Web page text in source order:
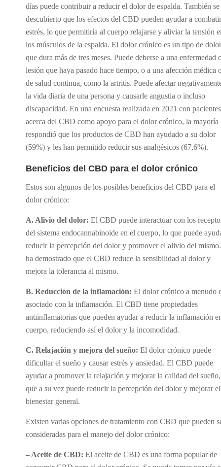
días puede contribuir a reducir el dolor de espalda. También se
descubierto que los efectos del CBD pueden ayudar a
estrés, lo que permitiría al cuerpo relajarse y aliviar la tensión
los músculos de la espalda. El dolor crónico es un tipo de dolor
que dura más de tres meses. Puede deberse a una enfermedad
lesión que haya pasado hace tiempo, o a una afección médica
de salud continua, como la artritis. Puede afectar
la vida diaria de una persona y causarle angustia o incluso
discapacidad. En una encuesta realizada en 2021 con pacientes
acerca del CBD como apoyo para el dolor crónico, la mayoría
respondió que los productos de CBD han ayudado a su dolor
(59%) y les han permitido reducir sus analgésicos (67,6%).
Beneficios del CBD para el dolor crónico
Estos son algunos de los posibles beneficios del CBD para el
dolor crónico:
A. Alivio del dolor: El CBD puede interactuar con los
del sistema endocannabinoide en el cuerpo, lo que puede
reducir la percepción del dolor y promover el alivio del
ha demostrado que el CBD reduce la sensibilidad al dolor y
mejora la tolerancia al mismo.
B. Reducción de la inflamación: El dolor crónico a menudo
asociado con la inflamación. El CBD tiene propiedades
antiinflamatorias que pueden ayudar a reducir la inflamación
cuerpo, reduciendo así el dolor y la incomodidad.
C. Relajación y mejora del sueño: El dolor crónico puede
dificultar el sueño y causar estrés y ansiedad. El CBD puede
ayudar a promover la relajación y mejorar la calidad del
que a su vez puede reducir la percepción del dolor y mejorar el
bienestar general.
Existen varias opciones de tratamiento con CBD que pueden
consideradas para el manejo del dolor crónico:
– Aceite de CBD: El aceite de CBD es una forma popular de